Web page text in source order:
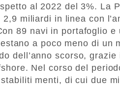
al 2022 del 3%. La
miliardi in linea con
89 navi in portafoglio e
a poco meno di un
dell’anno scorso, grazie
Nel corso del
menti, di cui due